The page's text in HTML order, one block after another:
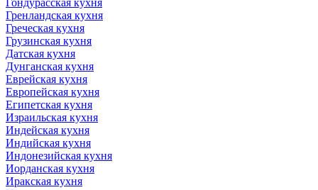
Гренландская кухня
Греческая кухня
Грузинская кухня
Датская кухня
Дунганская кухня
Еврейская кухня
Европейская кухня
Египетская кухня
Израильская кухня
Индейская кухня
Индийская кухня
Индонезийская кухня
Иорданская кухня
Иракская кухня